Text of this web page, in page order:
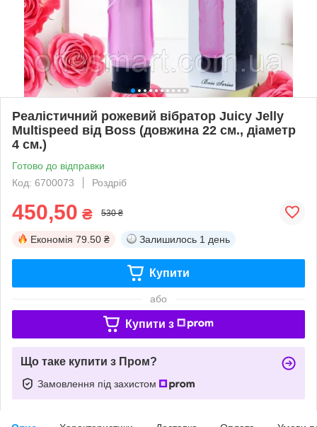
Реалістичний рожевий вібратор Juicy Jelly
Multispeed від Boss (довжина 22 см., діаметр
4 см.)
Готово до відправки
Код: 6700073
Роздріб
450,50 ₴ 530 ₴
Економія 79.50 ₴ Залишилось 1 день
Купити
або
Купити з
Що таке купити з Пром?
Замовлення під захистом